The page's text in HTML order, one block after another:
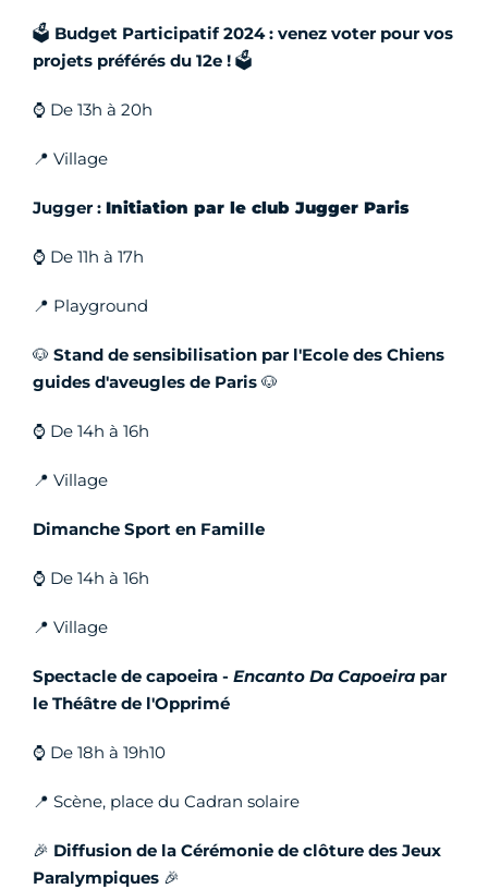
🗳️ Budget Participatif 2024 : venez voter pour vos
projets préférés du 12e ! 🗳️
⌚ De 13h à 20h
📍 Village
Jugger : Initiation par le club Jugger Paris
⌚ De 11h à 17h
📍 Playground
🐶 Stand de sensibilisation par l'Ecole des Chiens
guides d'aveugles de Paris 🐶
⌚ De 14h à 16h
📍 Village
Dimanche Sport en Famille
⌚ De 14h à 16h
📍 Village
Spectacle de capoeira - Encanto Da Capoeira par
le Théâtre de l'Opprimé
⌚ De 18h à 19h10
📍 Scène, place du Cadran solaire
🎉 Diffusion de la Cérémonie de clôture des Jeux
Paralympiques 🎉